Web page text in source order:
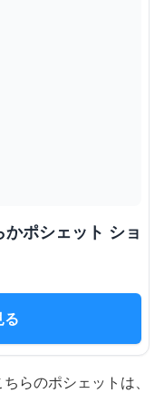
ポシェット ショ
る
らのポシェットは、